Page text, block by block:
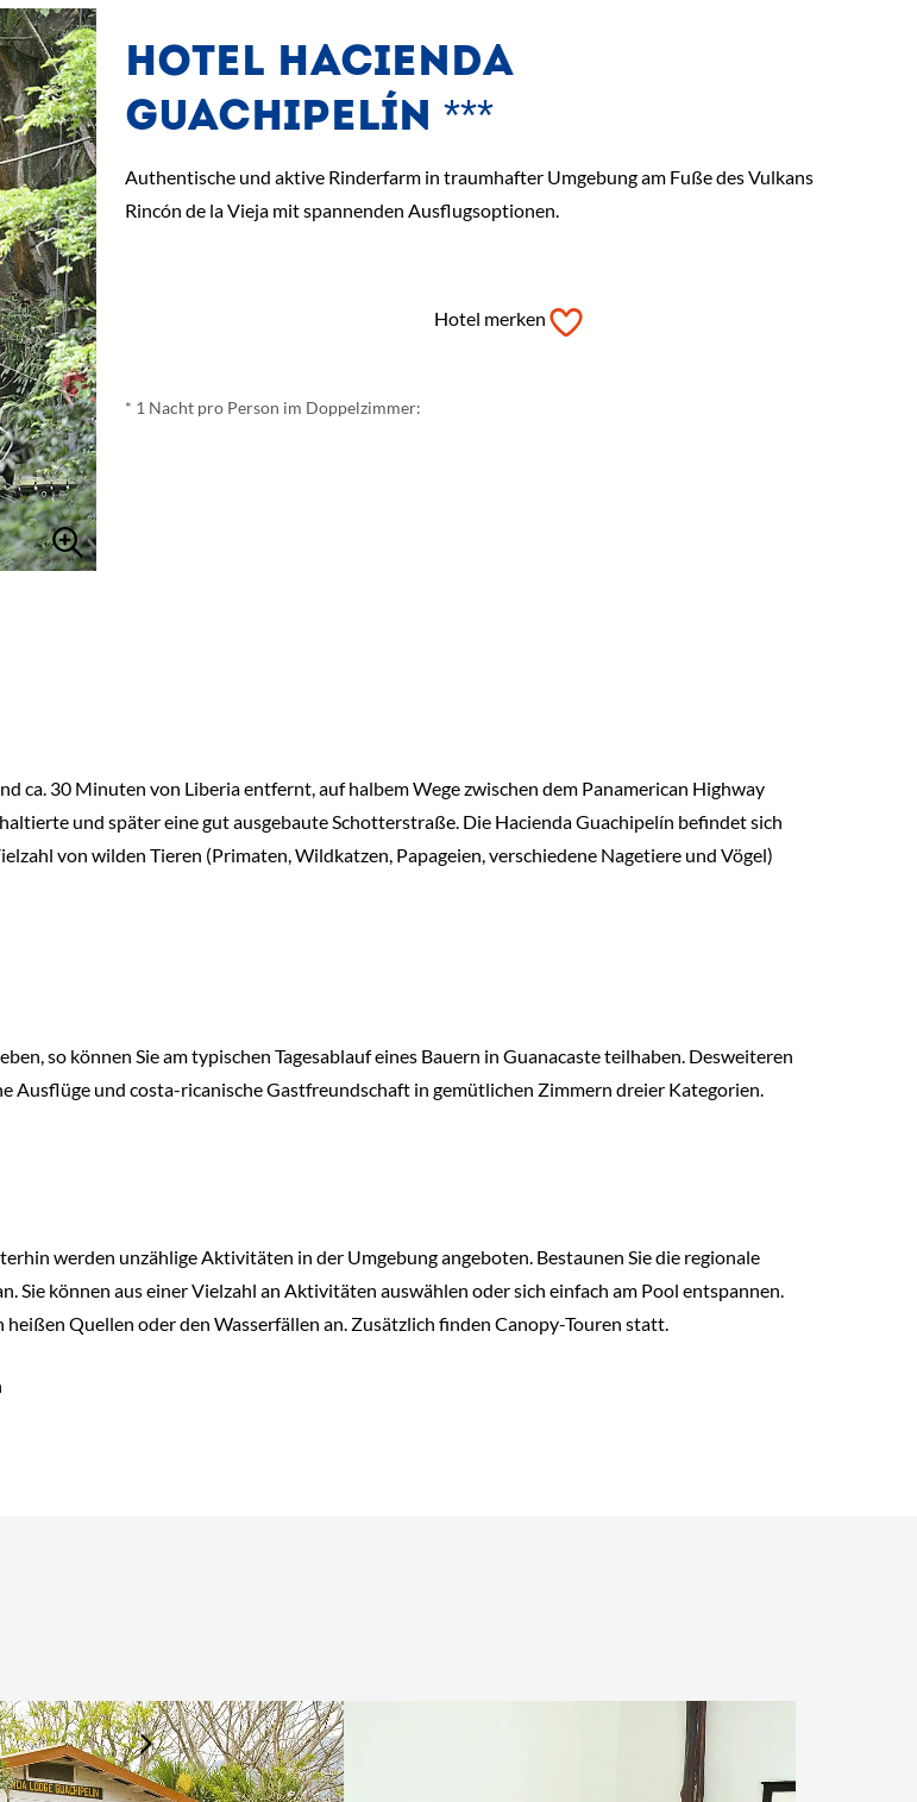
HOTEL HACIENDA
GUACHIPELÍN ***
Authentische und aktive Rinderfarm in traumhafter Umgebung am Fuße des Vulkans
Rincón de la Vieja mit spannenden Ausflugsoptionen.
Hotel merken
* 1 Nacht pro Person im Doppelzimmer:
ca. 30 Minuten von Liberia entfernt, auf halbem Wege zwischen dem Panamerican Highway
und später eine gut ausgebaute Schotterstraße. Die Hacienda Guachipelín befindet sich
von wilden Tieren (Primaten, Wildkatzen, Papageien, verschiedene Nagetiere und Vögel)
so können Sie am typischen Tagesablauf eines Bauern in Guanacaste teilhaben. Desweiteren
Ausflüge und costa-ricanische Gastfreundschaft in gemütlichen Zimmern dreier Kategorien.
werden unzählige Aktivitäten in der Umgebung angeboten. Bestaunen Sie die regionale
Sie können aus einer Vielzahl an Aktivitäten auswählen oder sich einfach am Pool entspannen.
Quellen oder den Wasserfällen an. Zusätzlich finden Canopy-Touren statt.